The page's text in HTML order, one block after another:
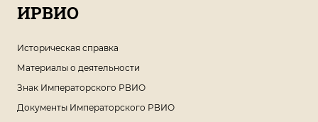
ИРВИО
Историческая справка
Материалы о деятельности
Знак Императорского РВИО
Документы Императорского РВИО